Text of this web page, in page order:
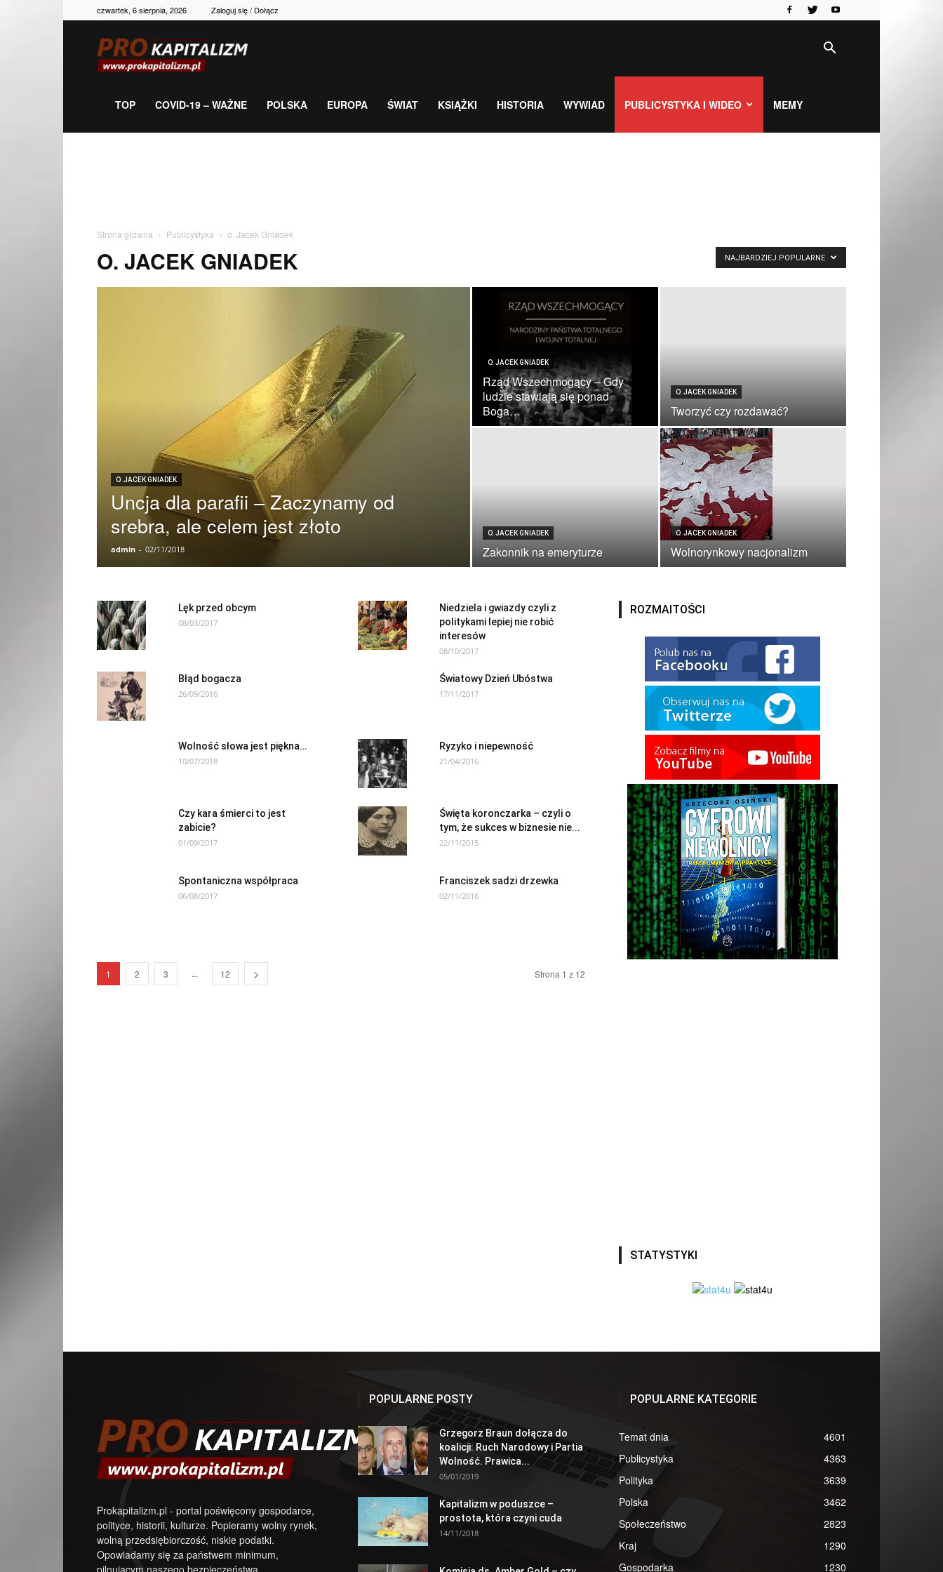
czwartek, 6 sierpnia, 2026 Zaloguj się / Dołącz
gospodarka,
newsy
TOP COVID-19 – WAŻNE POLSKA EUROPA ŚWIAT KSIĄŻKI HISTORIA WYWIAD PUBLICYSTYKA I WIDEO MEMY
Strona główna Publicystyka o. Jacek Gniadek
O. JACEK GNIADEK NAJBARDZIEJ POPULARNE
O. JACEK GNIADEK
Uncja dla parafii – Zaczynamy od
srebra, ale celem jest złoto
admin - 02/11/2018
O. JACEK GNIADEK
Rząd Wszechmogący – Gdy
ludzie stawiają się ponad
Boga…
O. JACEK GNIADEK
Tworzyć czy rozdawać?
O. JACEK GNIADEK
Zakonnik na emeryturze
O. JACEK GNIADEK
Wolnorynkowy nacjonalizm
Lęk przed obcym
08/03/2017
Niedziela i gwiazdy czyli z
politykami lepiej nie robić
interesów
08/10/2017
Błąd bogacza
26/09/2016
Światowy Dzień Ubóstwa
17/11/2017
Wolność słowa jest piękna…
10/07/2018
Ryzyko i niepewność
21/04/2016
Czy kara śmierci to jest
zabicie?
01/09/2017
Święta koronczarka – czyli o
tym, że sukces w biznesie nie...
22/11/2015
Spontaniczna współpraca
06/08/2017
Franciszek sadzi drzewka
02/11/2016
1 2 3 ... 12 Strona 1 z 12
ROZMAITOŚCI
STATYSTYKI
Prokapitalizm.pl - portal poświęcony gospodarce,
polityce, historii, kulturze. Popieramy wolny rynek,
wolną przedsiębiorczość, niskie podatki.
Opowiadamy się za państwem minimum,
POPULARNE POSTY
Grzegorz Braun dołącza do
koalicji: Ruch Narodowy i Partia
Wolność. Prawica...
05/01/2019
Kapitalizm w poduszce –
prostota, która czyni cuda
14/11/2018
POPULARNE KATEGORIE
Temat dnia
4601
Publicystyka
4363
Polityka
3639
Polska
3462
Społeczeństwo
2823
Kraj
1290
Gospodarka
1230